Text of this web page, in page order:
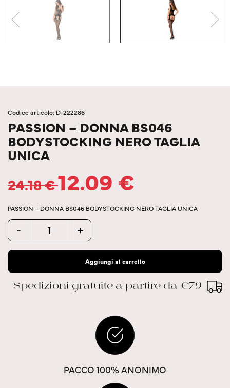
Codice articolo: D-222286
PASSION – DONNA BS046
BODYSTOCKING NERO TAGLIA
UNICA
24.18€12.09 €
PASSION – DONNA BS046 BODYSTOCKING NERO TAGLIA UNICA
Quantity
- +
Aggiungi al carrello
Spedizioni gratuite a partire da €79
PACCO 100% ANONIMO